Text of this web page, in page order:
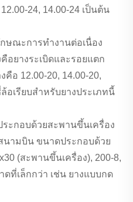
24, 14.00-24 เป็นต้น
ษณะการทำงานต่อเนื่อง
ยางระเบิดและรอยแตก
อ 12.00-20, 14.00-20,
อเรียบสำหรับยางประเภทนี้
กอบด้วยสะพานขึ้นเครื่อง
ามบิน ขนาดประกอบด้วย
(สะพานขึ้นเครื่อง), 200-8,
ดที่เล็กกว่า เช่น ยางแบบกด